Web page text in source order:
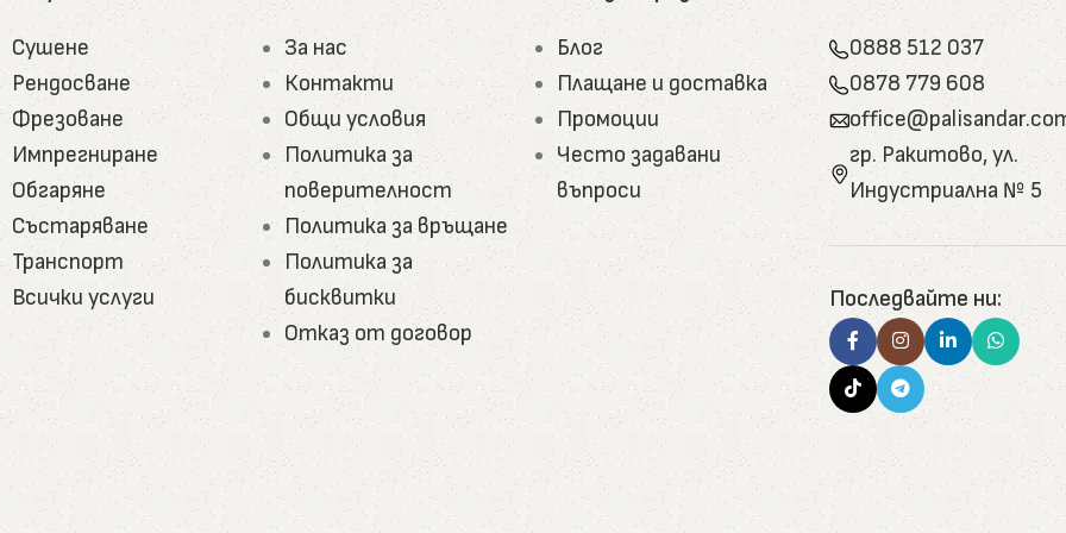
гладко рендосана или с подчертана текстура.
Той е твърд, стабилен и с фина структура. Подходящ е за работни повърхности, бюра, маси и
и дължини с възможност за обработка с масла или лакове.
Те имат висока плътност, изразителна шарка и силно присъствие. Подходящи са за маси,
метални или дървени крака за индустриален или рустик стил.
устойчивост на атмосферни влияния. Тези плотове се използват както в интериора, така и на
за по-голяма издръжливост.
Сушене
Рендосване
Фрезоване
Импрегниране
Обгаряне
Състаряване
Транспорт
Всички услуги
За нас
Контакти
Общи условия
Политика за
поверителност
Политика за връщане
Политика за
бисквитки
Отказ от договор
Блог
Плащане и доставка
Промоции
Често задавани
въпроси
0888 512 037
0878 779 608
гр. Ракитово, ул.
Индустриална № 5
Последвайте ни: